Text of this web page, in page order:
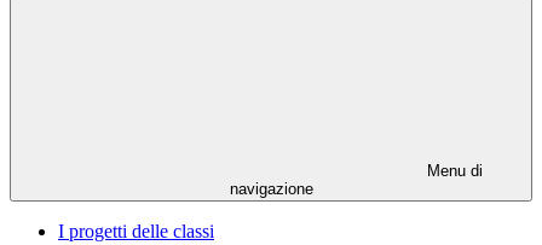
Menu di
navigazione
I progetti delle classi